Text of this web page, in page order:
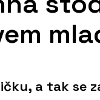
a tak se